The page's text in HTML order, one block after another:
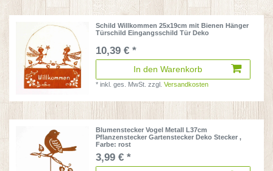
Schild Willkommen 25x19cm mit Bienen Hänger
Türschild Eingangsschild Tür Deko
10,39 € *
In den Warenkorb
*inkl. ges. MwSt. zzgl.Versandkosten
Blumenstecker Vogel Metall L37cm
Pflanzenstecker Gartenstecker Deko Stecker,
Farbe: rost
3,99 € *